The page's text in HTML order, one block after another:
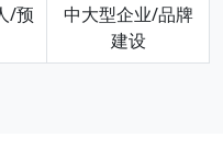
/预
中大型企业/品牌
建设